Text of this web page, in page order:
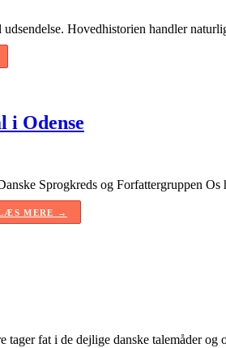
Hovedhistorien handler
i Odense
Sprogkreds og Forfattergruppen
MERE →
fat i de dejlige danske talemåder